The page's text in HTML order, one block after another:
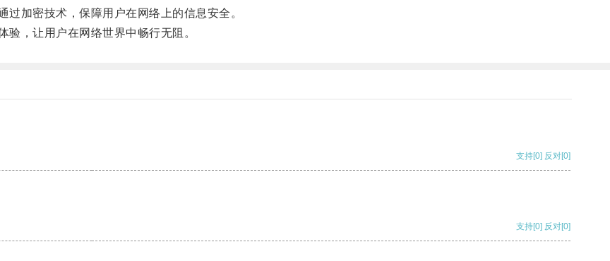
加密技术，保障用户在网络上的信息安全。
，让用户在网络世界中畅行无阻。
支持[0] 反对[0]
支持[0] 反对[0]